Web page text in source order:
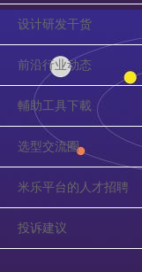
设计研发干货
前沿行业动态
輔助工具下載
选型交流圈
米乐平台的人才招聘
投诉建议